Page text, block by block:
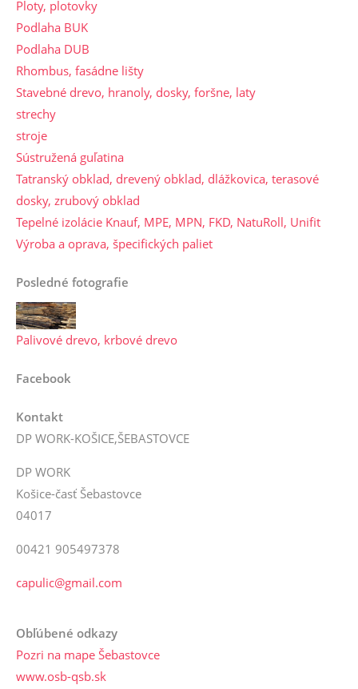
Ploty, plotovky
Podlaha BUK
Podlaha DUB
Rhombus, fasádne lišty
Stavebné drevo, hranoly, dosky, foršne, laty
strechy
stroje
Sústružená guľatina
Tatranský obklad, drevený obklad, dlážkovica, terasové
dosky, zrubový obklad
Tepelné izolácie Knauf, MPE, MPN, FKD, NatuRoll, Unifit
Výroba a oprava, špecifických paliet
Posledné fotografie
Palivové drevo, krbové drevo
Facebook
Kontakt
DP WORK-KOŠICE,ŠEBASTOVCE
DP WORK
Košice-časť Šebastovce
04017
00421 905497378
capulic@gmail.com
Obľúbené odkazy
Pozri na mape Šebastovce
www.osb-qsb.sk